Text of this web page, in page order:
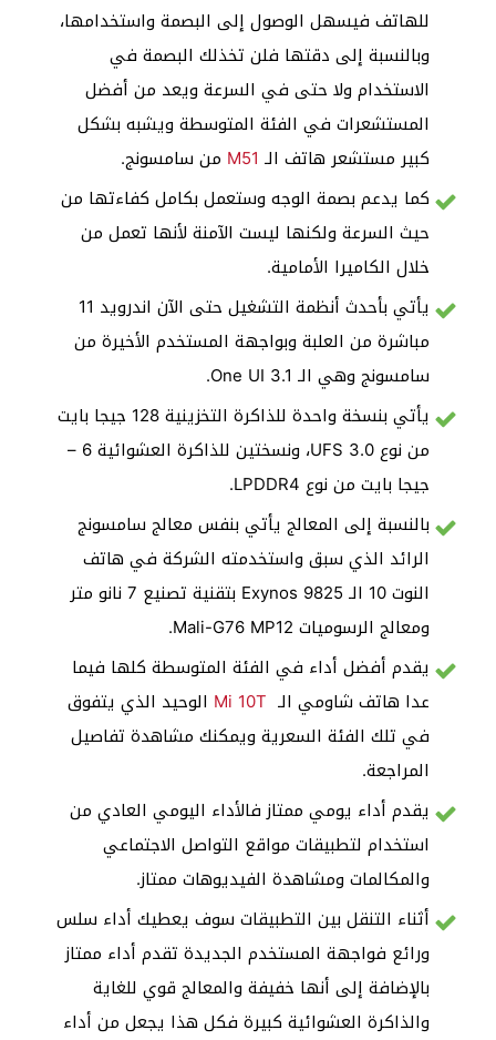
للهاتف فيسهل الوصول إلى البصمة واستخدامها،
وبالنسبة إلى دقتها فلن تخذلك البصمة في
الاستخدام ولا حتى في السرعة ويعد من أفضل
المستشعرات في الفئة المتوسطة ويشبه بشكل
كبير مستشعر هاتف الـ M51 من سامسونج.
كما يدعم بصمة الوجه وستعمل بكامل كفاءتها من
حيث السرعة ولكنها ليست الآمنة لأنها تعمل من
خلال الكاميرا الأمامية.
يأتي بأحدث أنظمة التشغيل حتى الآن اندرويد 11
مباشرة من العلبة وبواجهة المستخدم الأخيرة من
سامسونج وهي الـ One UI 3.1.
يأتي بنسخة واحدة للذاكرة التخزينية 128 جيجا بايت
من نوع UFS 3.0، ونسختين للذاكرة العشوائية 6 –
جيجا بايت من نوع LPDDR4.
بالنسبة إلى المعالج يأتي بنفس معالج سامسونج
الرائد الذي سبق واستخدمته الشركة في هاتف
النوت 10 الـ Exynos 9825 بتقنية تصنيع 7 نانو متر
ومعالج الرسوميات Mali-G76 MP12.
يقدم أفضل أداء في الفئة المتوسطة كلها فيما
عدا هاتف شاومي الـ Mi 10T الوحيد الذي يتفوق
في تلك الفئة السعرية ويمكنك مشاهدة تفاصيل
المراجعة.
يقدم أداء يومي ممتاز فالأداء اليومي العادي من
استخدام لتطبيقات مواقع التواصل الاجتماعي
والمكالمات ومشاهدة الفيديوهات ممتاز.
أثناء التنقل بين التطبيقات سوف يعطيك أداء سلس
ورائع فواجهة المستخدم الجديدة تقدم أداء ممتاز
بالإضافة إلى أنها خفيفة والمعالج قوي للغاية
والذاكرة العشوائية كبيرة فكل هذا يجعل من أداء